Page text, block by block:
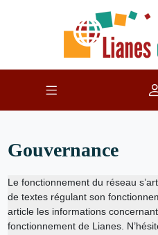
Gouvernance
Le fonctionnement du réseau
de textes régulant son
article les informations
fonctionnement de Lianes.